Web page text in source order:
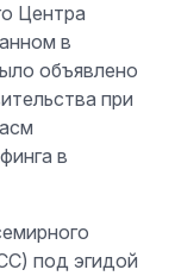
Центра
в
объявлено
при
в
под эгидой